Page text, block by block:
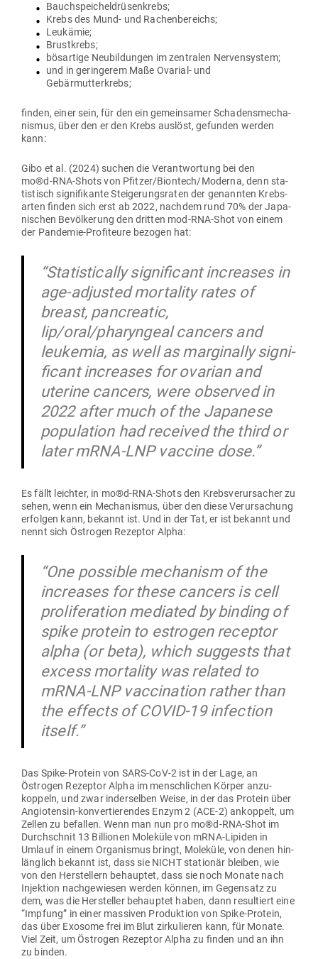
Bauch­spei­chel­drü­sen­krebs;
Krebs des Mund- und Rachenbereichs;
Leukämie;
Brust­krebs;
bös­artige Neu­bil­dungen im zen­tralen Nervensystem;
und in gerin­gerem Maße Ovarial- und
Gebärmutterkrebs;
finden, einer sein, für den ein gemein­samer Scha­dens­me­cha­
nismus, über den er den Krebs auslöst, gefunden werden
kann:
Gibo et al. (2024) suchen die Ver­ant­wortung bei den
mo®d‑RNA-Shots von Pfitzer/Biontech/Moderna, denn sta­
tis­tisch signi­fi­kante Stei­ge­rungs­raten der genannten Krebs­
arten finden sich erst ab 2022, nachdem rund 70% der Japa­
ni­schen Bevöl­kerung den dritten mod-RNA-Shot von einem
der Pan­demie-Pro­fi­teure bezogen hat:
“Sta­tis­ti­cally signi­ficant increases in
age-adjusted mor­tality rates of
breast, pan­creatic,
lip/oral/pharyngeal cancers and
leukemia, as well as mar­gi­nally signi­
ficant increases for ovarian and
uterine cancers, were observed in
2022 after much of the Japanese
popu­lation had received the third or
later mRNA-LNP vaccine dose.”
Es fällt leichter, in mo®d‑RNA-Shots den Krebs­ver­ur­sacher zu
sehen, wenn ein Mecha­nismus, über den diese Ver­ur­sa­chung
erfolgen kann, bekannt ist. Und in der Tat, er ist bekannt und
nennt sich Östrogen Rezeptor Alpha:
“One pos­sible mechanism of the
increases for these cancers is cell
pro­li­fe­ration mediated by binding of
spike protein to estrogen receptor
alpha (or beta), which sug­gests that
excess mor­tality was related to
mRNA-LNP vac­ci­nation rather than
the effects of COVID-19 infection
itself.”
Das Spike-Protein von SARS-CoV‑2 ist in der Lage, an
Östrogen Rezeptor Alpha im mensch­lichen Körper anzu­
koppeln, und zwar inder­selben Weise, in der das Protein über
Angio­tensin-kon­ver­tie­rendes Enzym 2 (ACE‑2) ankoppelt, um
Zellen zu befallen. Wenn man nun pro mo®d‑RNA-Shot im
Durch­schnit 13 Bil­lionen Moleküle von mRNA-Lipiden in
Umlauf in einem Orga­nismus bringt, Moleküle, von denen hin­
länglich bekannt ist, dass sie NICHT sta­tionär bleiben, wie
von den Her­stellern behauptet, dass sie noch Monate nach
Injektion nach­ge­wiesen werden können, im Gegensatz zu
dem, was die Her­steller behauptet haben, dann resul­tiert eine
“Impfung” in einer mas­siven Pro­duktion von Spike-Protein,
das über Exosome frei im Blut zir­ku­lieren kann, für Monate.
Viel Zeit, um Östrogen Rezeptor Alpha zu finden und an ihn
zu binden.